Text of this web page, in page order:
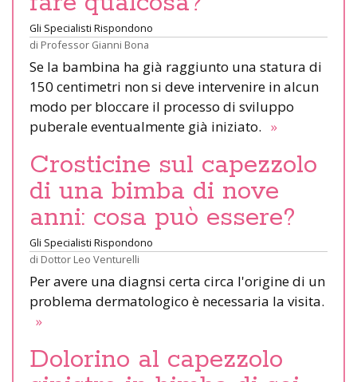
Gli Specialisti Rispondono
di Professor Gianni Bona
Se la bambina ha già raggiunto una statura di
150 centimetri non si deve intervenire in alcun
modo per bloccare il processo di sviluppo
puberale eventualmente già iniziato. »
Crosticine sul capezzolo
di una bimba di nove
anni: cosa può essere?
Gli Specialisti Rispondono
di Dottor Leo Venturelli
Per avere una diagnsi certa circa l'origine di un
problema dermatologico è necessaria la visita.
»
Dolorino al capezzolo